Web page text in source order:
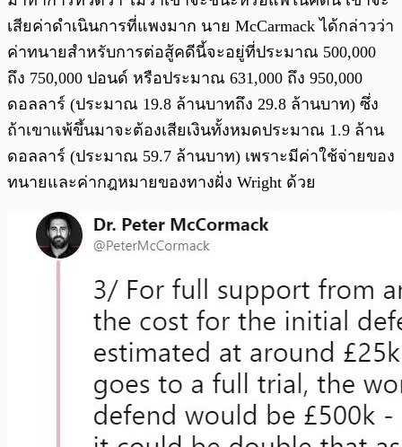
เสียค่าดำเนินการที่แพงมาก นาย McCarmack ได้กล่าวว่า
ค่าทนายสำหรับการต่อสู้คดีนี้จะอยู่ที่ประมาณ 500,000
ถึง 750,000 ปอนด์ หรือประมาณ 631,000 ถึง 950,000
ดอลลาร์ (ประมาณ 19.8 ล้านบาทถึง 29.8 ล้านบาท) ซึ่ง
ถ้าเขาแพ้ขึ้นมาจะต้องเสียเงินทั้งหมดประมาณ 1.9 ล้าน
ดอลลาร์ (ประมาณ 59.7 ล้านบาท) เพราะมีค่าใช้จ่ายของ
ทนายและค่ากฎหมายของทางฝั่ง Wright ด้วย